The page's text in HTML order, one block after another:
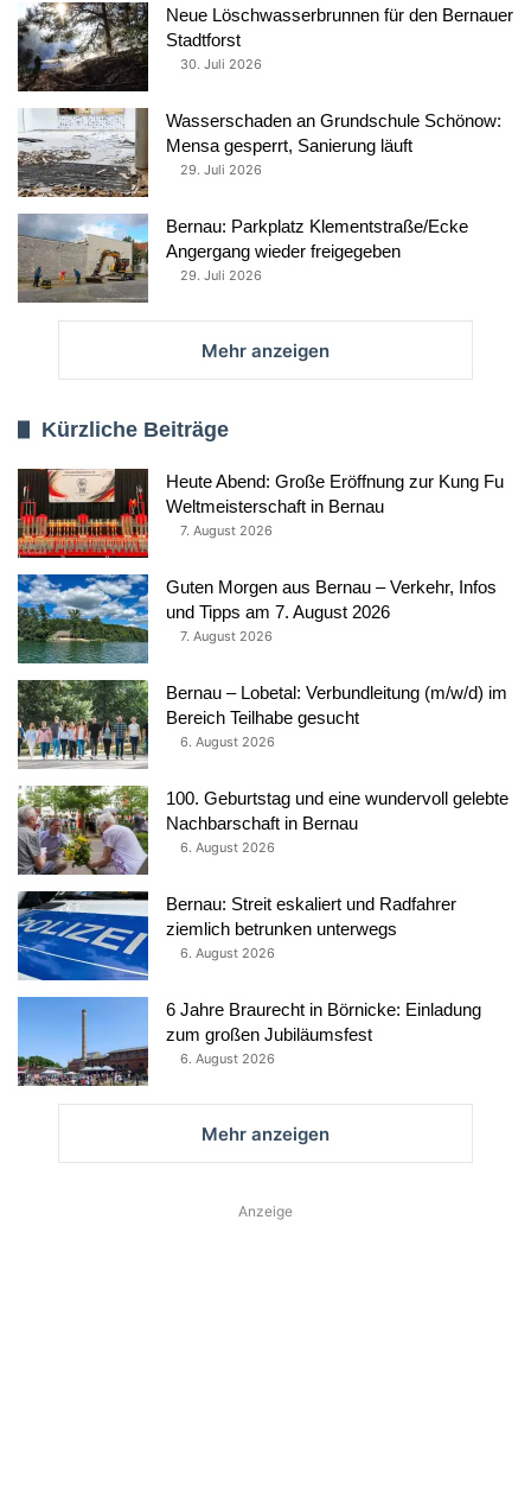
Neue Löschwasserbrunnen für den Bernauer
Stadtforst
30. Juli 2026
Wasserschaden an Grundschule Schönow:
Mensa gesperrt, Sanierung läuft
29. Juli 2026
Bernau: Parkplatz Klementstraße/Ecke
Angergang wieder freigegeben
29. Juli 2026
Mehr anzeigen
Kürzliche Beiträge
Heute Abend: Große Eröffnung zur Kung Fu
Weltmeisterschaft in Bernau
7. August 2026
Guten Morgen aus Bernau – Verkehr, Infos
und Tipps am 7. August 2026
7. August 2026
Bernau – Lobetal: Verbundleitung (m/w/d) im
Bereich Teilhabe gesucht
6. August 2026
100. Geburtstag und eine wundervoll gelebte
Nachbarschaft in Bernau
6. August 2026
Bernau: Streit eskaliert und Radfahrer
ziemlich betrunken unterwegs
6. August 2026
6 Jahre Braurecht in Börnicke: Einladung
zum großen Jubiläumsfest
6. August 2026
Mehr anzeigen
Anzeige